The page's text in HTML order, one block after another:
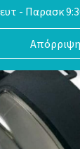
- Παρασκ
Απόρριψη